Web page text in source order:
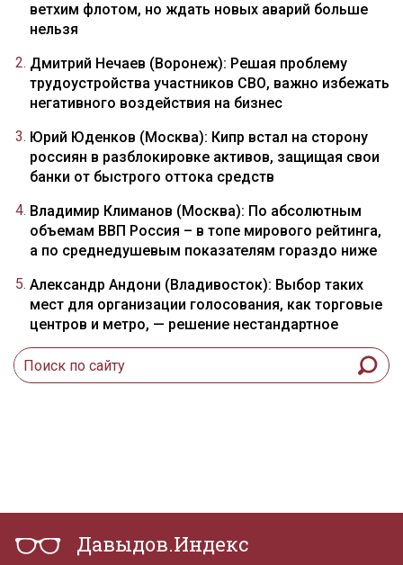
ветхим флотом, но ждать новых аварий больше
нельзя
Дмитрий Нечаев (Воронеж): Решая проблему
трудоустройства участников СВО, важно избежать
негативного воздействия на бизнес
Юрий Юденков (Москва): Кипр встал на сторону
россиян в разблокировке активов, защищая свои
банки от быстрого оттока средств
Владимир Климанов (Москва): По абсолютным
объемам ВВП Россия – в топе мирового рейтинга,
а по среднедушевым показателям гораздо ниже
Александр Андони (Владивосток): Выбор таких
мест для организации голосования, как торговые
центров и метро, — решение нестандартное
Давыдов.Индекс